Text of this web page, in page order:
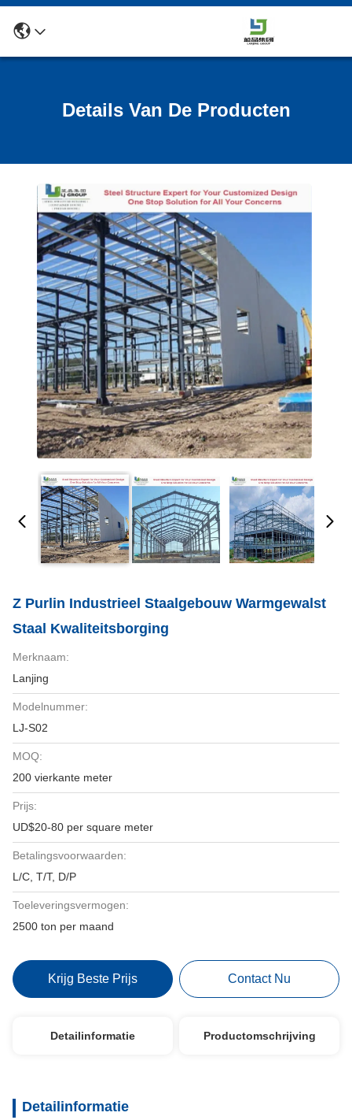
Details Van De Producten
Z Purlin Industrieel Staalgebouw Warmgewalst
Staal Kwaliteitsborging
Merknaam:
Lanjing
Modelnummer:
LJ-S02
MOQ:
200 vierkante meter
Prijs:
UD$20-80 per square meter
Betalingsvoorwaarden:
L/C, T/T, D/P
Toeleveringsvermogen:
2500 ton per maand
Krijg Beste Prijs Contact Nu
Detailinformatie Productomschrijving
Detailinformatie